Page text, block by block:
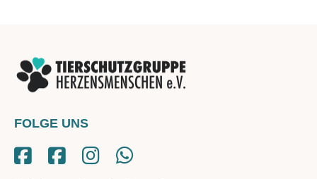
FOLGE UNS